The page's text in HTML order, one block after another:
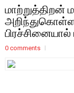
மாற்றுத்திறன்
அறிந்துகொள்ள
பிரச்சினையால்
0 comments